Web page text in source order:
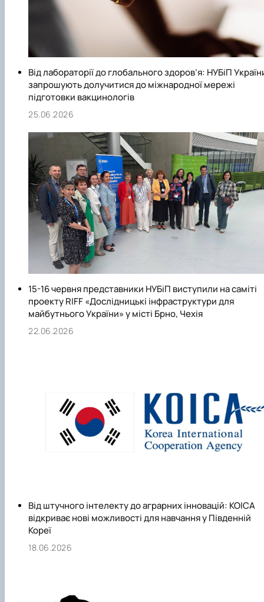
Від лабораторії до глобального здоров’я: НУБіП
запрошують долучитися до міжнародної мережі
підготовки вакцинологів
25.06.2026
15-16 червня представники НУБіП виступили на саміті
проекту RIFF «Дослідницькі інфраструктури для
майбутнього України» у місті Брно, Чехія
22.06.2026
Від штучного інтелекту до аграрних інновацій: KOICA
відкриває нові можливості для навчання у Південній
Кореї
18.06.2026